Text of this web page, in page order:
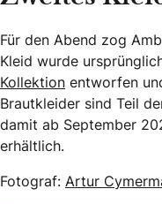
Für den Abend zog
Kleid wurde
Kollektion entworfen
Brautkleider sind Teil
damit ab September
erhältlich.
Fotograf: Artur